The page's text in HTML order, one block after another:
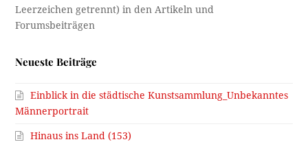
Neueste Beiträge
Einblick in die städtische Kunstsammlung_Unbekanntes
Männerportrait
Hinaus ins Land (153)